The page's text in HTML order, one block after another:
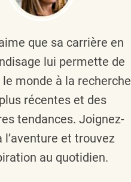
que sa carrière en
lui permette de
monde à la recherche
récentes et des
tendances. Joignez-
l’aventure et trouvez
au quotidien.